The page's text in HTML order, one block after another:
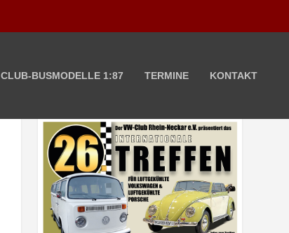
CLUB-BUSMODELLE 1:87 TERMINE KONTAKT